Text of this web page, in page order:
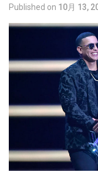
Published on 10月 13,